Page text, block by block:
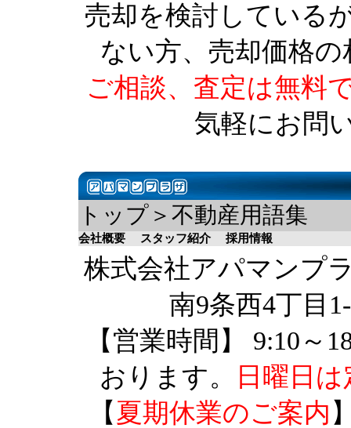
売却を検討している
ない方、売却価格
ご相談、査定は無料
気軽にお問
トップ＞不動産用語集
会社概要 スタッフ紹介 採用情報
株式会社アパマンプ
南9条西4丁目
【営業時間】 9:10～
おります。
日曜日
【 夏期休業のご案内